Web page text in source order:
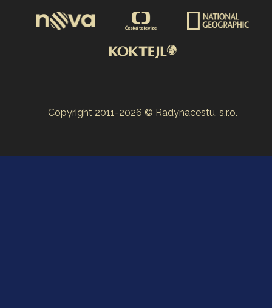
Copyright 2011-2026 © Radynacestu, s.r.o.